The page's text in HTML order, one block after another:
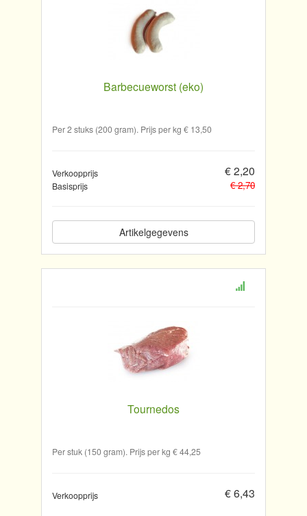
Barbecueworst (eko)
Per 2 stuks (200 gram). Prijs per kg € 13,50
Verkoopprijs € 2,20
Basisprijs € 2,70
Artikelgegevens
Tournedos
Per stuk (150 gram). Prijs per kg € 44,25
Verkoopprijs € 6,43